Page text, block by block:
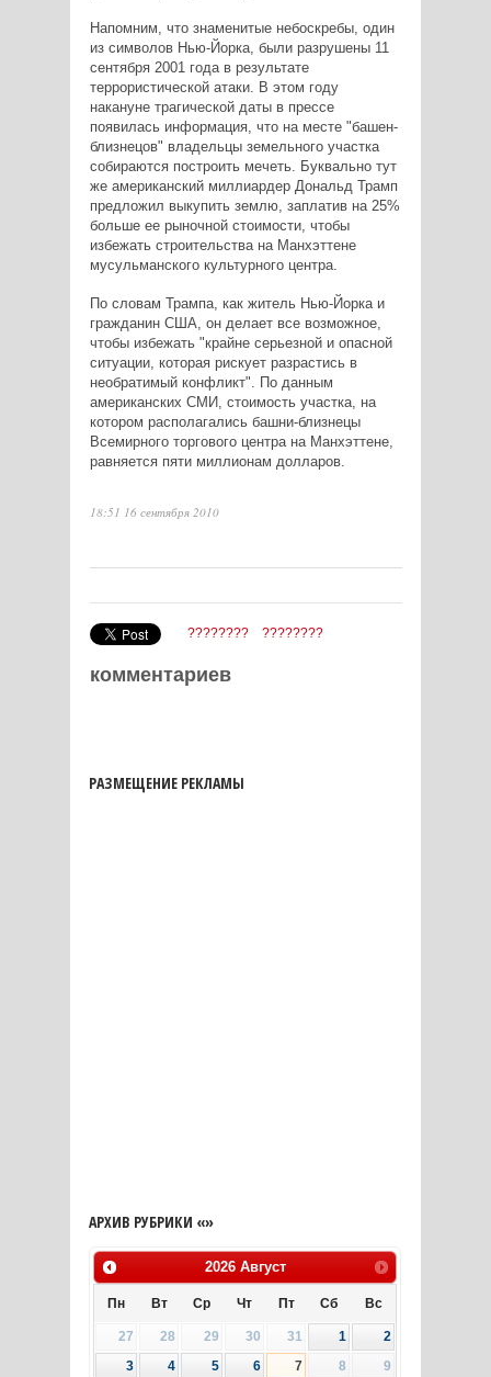
Напомним, что знаменитые небоскребы, один
из символов Нью-Йорка, были разрушены 11
сентября 2001 года в результате
террористической атаки. В этом году
накануне трагической даты в прессе
появилась информация, что на месте "башен-
близнецов" владельцы земельного участка
собираются построить мечеть. Буквально тут
же американский миллиардер Дональд Трамп
предложил выкупить землю, заплатив на 25%
больше ее рыночной стоимости, чтобы
избежать строительства на Манхэттене
мусульманского культурного центра.
По словам Трампа, как житель Нью-Йорка и
гражданин США, он делает все возможное,
чтобы избежать "крайне серьезной и опасной
ситуации, которая рискует разрастись в
необратимый конфликт". По данным
американских СМИ, стоимость участка, на
котором располагались башни-близнецы
Всемирного торгового центра на Манхэттене,
равняется пяти миллионам долларов.
18:51 16 сентября 2010
???????? ????????
комментариев
РАЗМЕЩЕНИЕ РЕКЛАМЫ
АРХИВ РУБРИКИ «»
2026 Август
Пн Вт Ср Чт Пт Сб Вс
27 28 29 30 31 1
2
3
4 5 6 7 8
9